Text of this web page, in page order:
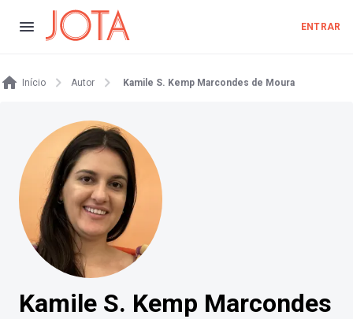
ENTRAR
Início Autor Kamile S. Kemp Marcondes de Moura
Kamile S. Kemp Marcondes